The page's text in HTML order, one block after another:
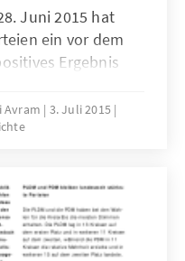
Juni 2015 hat
ein vor dem
Ergebnis
von der
von der Partei
Er erhielt
Stimmen.
Avram
3. Juli 2015